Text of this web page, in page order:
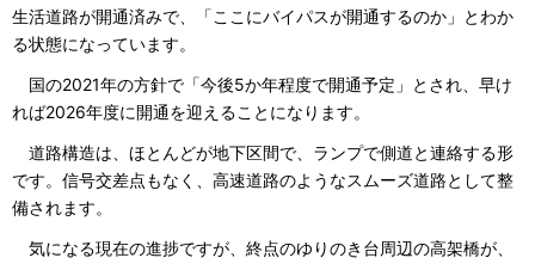
生活道路が開通済みで、「ここにバイパスが開通するのか」とわか
る状態になっています。
国の2021年の方針で「今後5か年程度で開通予定」とされ、早け
れば2026年度に開通を迎えることになります。
道路構造は、ほとんどが地下区間で、ランプで側道と連絡する形
です。信号交差点もなく、高速道路のようなスムーズ道路として整
備されます。
気になる現在の進捗ですが、終点のゆりのき台周辺の高架橋が、